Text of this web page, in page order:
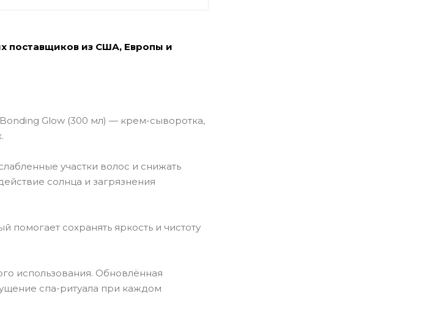
поставщиков из США, Европы и
Glow (300 мл) — крем-сыворотка,
участки волос и снижать
солнца и загрязнения
сохранять яркость и чистоту
использования. Обновлённая
спа-ритуала при каждом